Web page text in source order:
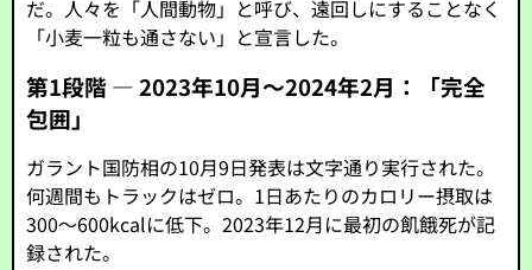
だ。人々を「人間動物」と呼び、遠回しにすることなく
「小麦一粒も通さない」と宣言した。
第1段階 ― 2023年10月〜2024年2月：「完全
包囲」
ガラント国防相の10月9日発表は文字通り実行された。
何週間もトラックはゼロ。1日あたりのカロリー摂取は
300〜600kcalに低下。2023年12月に最初の飢餓死が記
録された。